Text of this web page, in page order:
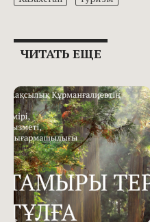
ЧИТАТЬ ЕЩЕ